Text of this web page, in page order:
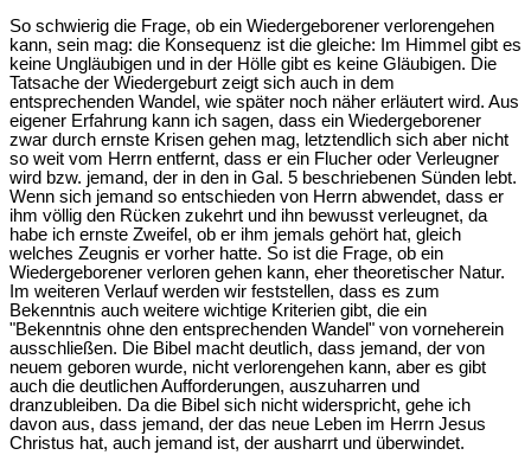
So schwierig die Frage, ob ein Wiedergeborener verlorengehen
kann, sein mag: die Konsequenz ist die gleiche: Im Himmel gibt es
keine Ungläubigen und in der Hölle gibt es keine Gläubigen. Die
Tatsache der Wiedergeburt zeigt sich auch in dem
entsprechenden Wandel, wie später noch näher erläutert wird. Aus
eigener Erfahrung kann ich sagen, dass ein Wiedergeborener
zwar durch ernste Krisen gehen mag, letztendlich sich aber nicht
so weit vom Herrn entfernt, dass er ein Flucher oder Verleugner
wird bzw. jemand, der in den in Gal. 5 beschriebenen Sünden lebt.
Wenn sich jemand so entschieden von Herrn abwendet, dass er
ihm völlig den Rücken zukehrt und ihn bewusst verleugnet, da
habe ich ernste Zweifel, ob er ihm jemals gehört hat, gleich
welches Zeugnis er vorher hatte. So ist die Frage, ob ein
Wiedergeborener verloren gehen kann, eher theoretischer Natur.
Im weiteren Verlauf werden wir feststellen, dass es zum
Bekenntnis auch weitere wichtige Kriterien gibt, die ein
"Bekenntnis ohne den entsprechenden Wandel" von vorneherein
ausschließen. Die Bibel macht deutlich, dass jemand, der von
neuem geboren wurde, nicht verlorengehen kann, aber es gibt
auch die deutlichen Aufforderungen, auszuharren und
dranzubleiben. Da die Bibel sich nicht widerspricht, gehe ich
davon aus, dass jemand, der das neue Leben im Herrn Jesus
Christus hat, auch jemand ist, der ausharrt und überwindet.